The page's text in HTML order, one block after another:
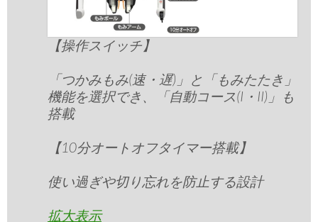
【操作スイッチ】
「つかみもみ(速・遅)」と「もみたたき」
機能を選択でき、「自動コース(I・II)」も
搭載
【10分オートオフタイマー搭載】
使い過ぎや切り忘れを防止する設計
拡大表示